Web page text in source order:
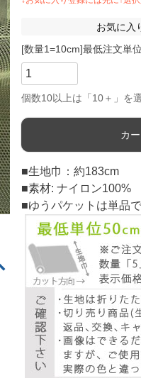
お気に入
カ
■生地巾：約183cm
■素材: ナイロン100%
■ゆうパケットは単品